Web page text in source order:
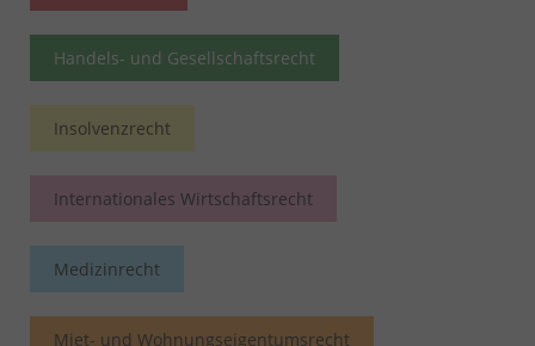
Handels- und Gesellschaftsrecht
Insolvenzrecht
Internationales Wirtschaftsrecht
Medizinrecht
Miet- und Wohnungseigentumsrecht